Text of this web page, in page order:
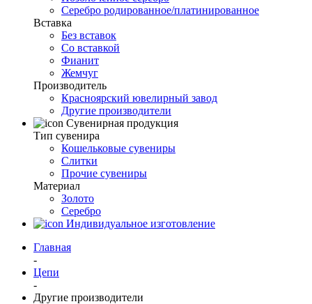
Серебро родированное/платинированное
Вставка
Без вставок
Со вставкой
Фианит
Жемчуг
Производитель
Красноярский ювелирный завод
Другие производители
Сувенирная продукция
Тип сувенира
Кошельковые сувениры
Слитки
Прочие сувениры
Материал
Золото
Серебро
Индивидуальное изготовление
Главная
-
Цепи
-
Другие производители